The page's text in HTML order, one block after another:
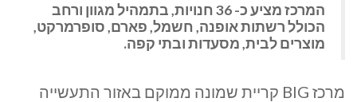
המרכז מציע כ- 36 חנויות, בתמהיל מגוון ורחב
הכולל רשתות אופנה, חשמל, פארם, סופרמרקט,
מוצרים לבית, מסעדות ובתי קפה.
מרכז BIG קריית שמונה ממוקם באזור התעשייה